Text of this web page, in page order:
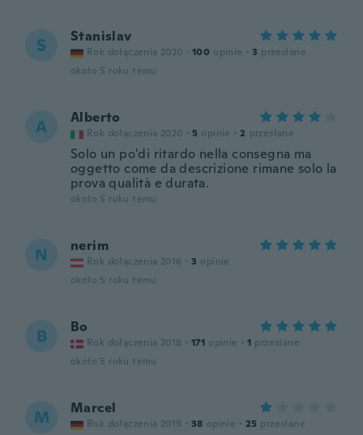
S Stanislav
Rok dołączenia 2020 · 100 opinie · 3 przesłane
około 5 roku temu
A Alberto
Rok dołączenia 2020 · 5 opinie · 2 przesłane
Solo un po'di ritardo nella consegna ma
oggetto come da descrizione rimane solo la
prova qualità e durata.
około 5 roku temu
N nerim
Rok dołączenia 2016 · 3 opinie
około 5 roku temu
B Bo
Rok dołączenia 2018 · 171 opinie · 1 przesłane
około 5 roku temu
M Marcel
Rok dołączenia 2019 · 38 opinie · 25 przesłane